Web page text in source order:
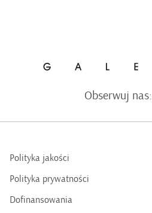
Obserwuj nas:
Polityka jakości
Polityka prywatności
Dofinansowania